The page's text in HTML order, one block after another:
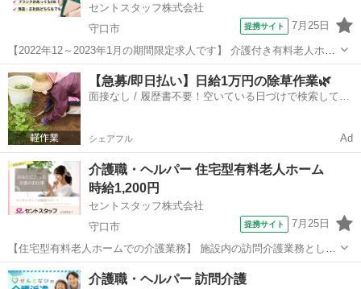
セントスタッフ株式会社
守口市
提携サイト 7月25日
【2022年12～2023年1月の期間限定求人です】 介護付き有料老人ホー
ムでのお仕事案内 定員：48名 介護職/派遣 時給1,600円 早出(7時～16
時)日勤(9時～18時)遅出(10時～19時) 上記の3シフトにて...
大阪 守口市 介護
【急募/即日払い】日給1万円の除草作業🌿
面接なし / 履歴書不要！空いている日づけで検索して即
シェアフル Ad
介護職・ヘルパー 住宅型有料老人ホーム
時給1,200円
セントスタッフ株式会社
守口市
提携サイト 7月25日
【住宅型有料老人ホームでの介護業務】 施設内の訪問介護業務とし
て、掃除、洗濯、買い出しなどの生活援助 食事介助、入浴介助、排泄
介助などの身体介助をお願いします。 【施設情報】 ・全38室 【ここ
大阪 守口市 介護
介護職・ヘルパー 訪問介護